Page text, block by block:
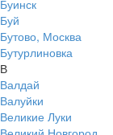
Буинск
Буй
Бутово, Москва
Бутурлиновка
В
Валдай
Валуйки
Великие Луки